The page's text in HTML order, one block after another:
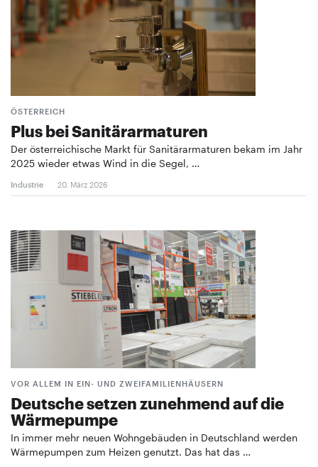
ÖSTERREICH
Plus bei Sanitärarmaturen
Der österreichische Markt für Sanitärarmaturen bekam im Jahr
2025 wieder etwas Wind in die Segel, …
Industrie 20. März 2026
VOR ALLEM IN EIN- UND ZWEIFAMILIENHÄUSERN
Deutsche setzen zunehmend auf die
Wärmepumpe
In immer mehr neuen Wohngebäuden in Deutschland werden
Wärmepumpen zum Heizen genutzt. Das hat das …